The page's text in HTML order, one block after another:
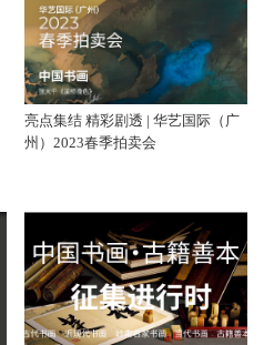
亮点集结 精彩剧透 | 华艺国际（广
州）2023春季拍卖会